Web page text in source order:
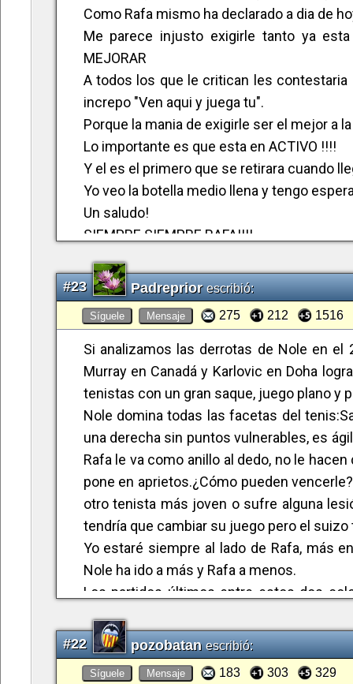
aunque ya tenemos experiencia, pero el
he pensado que me voy a distanciar un
Nunca he sido fan de nadie, hasta que
en las redes sociales, leer y comentar, y
remedio, no soy capaz de distanciarme,
droga, es imposible dejarlo, soy una
Como Rafa mismo ha declarado a dia de
Me parece injusto exigirle tanto ya
MEJORAR
A todos los que le critican les
increpo "Ven aqui y juega tu".
Porque la mania de exigirle ser el mejor a
Lo importante es que esta en ACTIVO !!!!
Y el es el primero que se retirara cuando
Yo veo la botella medio llena y tengo
Un saludo!
SIEMPRE SIEMPRE RAFA!!!!
#23 Padrepriorescribió:
Síguele Mensaje 275 212 1516
Si analizamos las derrotas de Nole en el
Murray en Canadá y Karlovic en Doha
tenistas con un gran saque, juego plano y
Nole domina todas las facetas del
una derecha sin puntos vulnerables, es
Rafa le va como anillo al dedo, no le
pone en aprietos.¿Cómo pueden
otro tenista más joven o sufre alguna
tendría que cambiar su juego pero el
Yo estaré siempre al lado de Rafa, más
Nole ha ido a más y Rafa a menos.
Los partidos últimos entre estos dos
defendiendo y Nole atacando y
cambiar su juego ante el serbio. Y
tenis.Saludos.
#22 pozobatanescribió:
Síguele Mensaje 183 303 329